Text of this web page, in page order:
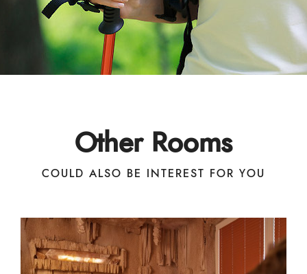
Other Rooms
COULD ALSO BE INTEREST FOR YOU